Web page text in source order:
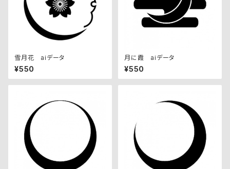
雪月花 aiデータ
¥550
月に霞 aiデータ
¥550